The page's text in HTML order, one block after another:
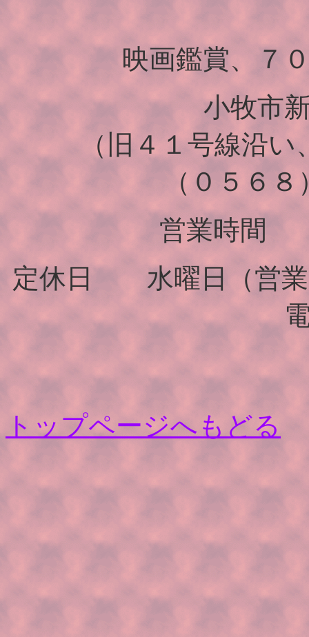
映画鑑賞、７０年
小牧市
（旧４１号線沿
（０５６
営業時間
定休日 水曜日（営業
トップページへもどる